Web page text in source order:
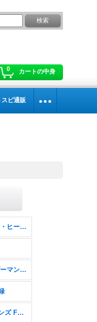
0 カートの中身
スピ通販
マーベル スーパー・ヒーローズ FOIL
マーベル スパイダーマン FOIL
ファウンデーションズ FOIL